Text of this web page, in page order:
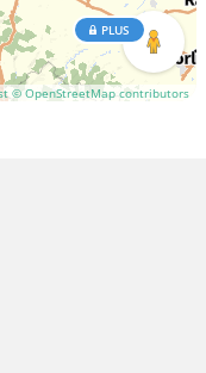
© OpenStreetMap contributors
PLUS